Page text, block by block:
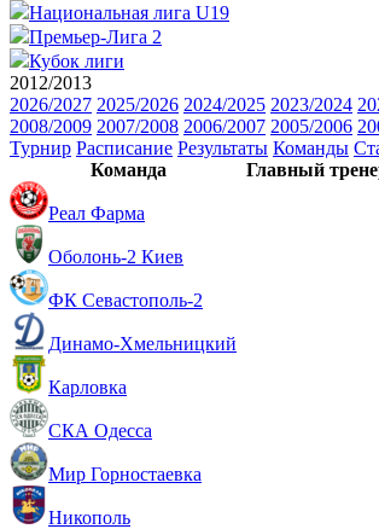
Национальная лига U19
Премьер-Лига 2
Кубок лиги
2012/2013
2026/2027 2025/2026 2024/2025 2023/2024
2008/2009 2007/2008 2006/2007 2005/2006
Турнир Расписание Результаты Команды
Команда
Главный
Реал Фарма
Оболонь-2 Киев
ФК Севастополь-2
Динамо-Хмельницкий
Карловка
СКА Одесса
Мир Горностаевка
Никополь